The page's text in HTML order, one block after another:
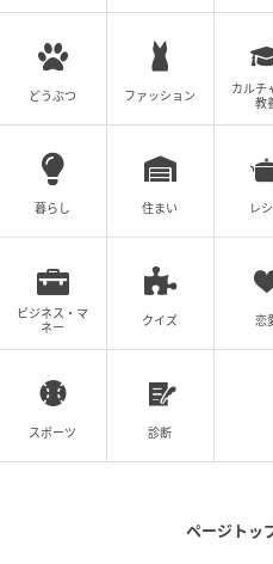
michill
商品名：レジャークッカ
価格：￥550（税込）
販売ショップ：ダイソー
JANコード：
どうぶつ ファッション
カルチ
教
暮らし 住まい レ
ビジネス・マ
ネー
クイズ 恋
スポーツ 診断
ページトッ